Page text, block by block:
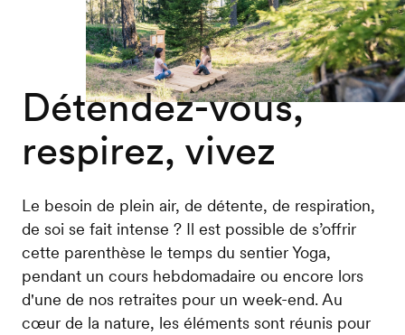
Détendez-vous,
respirez, vivez
Le besoin de plein air, de détente, de respiration,
de soi se fait intense ? Il est possible de s’offrir
cette parenthèse le temps du sentier Yoga,
pendant un cours hebdomadaire ou encore lors
d'une de nos retraites pour un week-end. Au
cœur de la nature, les éléments sont réunis pour